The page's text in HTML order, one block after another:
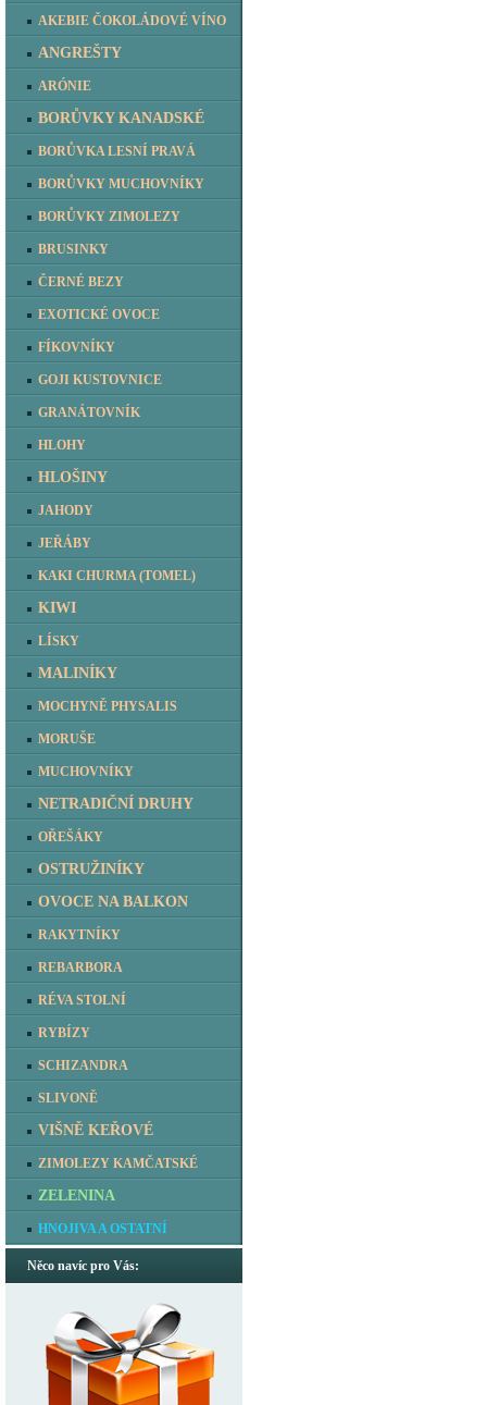
AKEBIE ČOKOLÁDOVÉ VÍNO
ANGREŠTY
ARÓNIE
BORŮVKY KANADSKÉ
BORŮVKA LESNÍ PRAVÁ
BORŮVKY MUCHOVNÍKY
BORŮVKY ZIMOLEZY
BRUSINKY
ČERNÉ BEZY
EXOTICKÉ OVOCE
FÍKOVNÍKY
GOJI KUSTOVNICE
GRANÁTOVNÍK
HLOHY
HLOŠINY
JAHODY
JEŘÁBY
KAKI CHURMA (TOMEL)
KIWI
LÍSKY
MALINÍKY
MOCHYNĚ PHYSALIS
MORUŠE
MUCHOVNÍKY
NETRADIČNÍ DRUHY
OŘEŠÁKY
OSTRUŽINÍKY
OVOCE NA BALKON
RAKYTNÍKY
REBARBORA
RÉVA STOLNÍ
RYBÍZY
SCHIZANDRA
SLIVONĚ
VIŠNĚ KEŘOVÉ
ZIMOLEZY KAMČATSKÉ
ZELENINA
HNOJIVA A OSTATNÍ
Něco navíc pro Vás: